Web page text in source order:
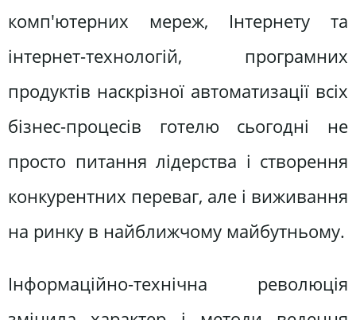
комп'ютерних мереж, Інтернету та
інтернет-технологій, програмних
продуктів наскрізної автоматизації всіх
бізнес-процесів готелю сьогодні не
просто питання лідерства і створення
конкурентних переваг, але і виживання
на ринку в найближчому майбутньому.
Інформаційно-технічна революція